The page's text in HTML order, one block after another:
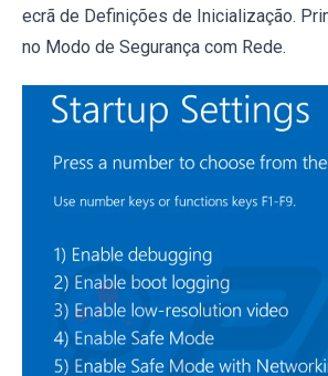
ecrã de Definições de Inicialização.
no Modo de Segurança com Rede.